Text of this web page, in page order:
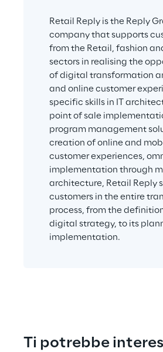
Retail Reply is the Reply
company that supports
from the Retail, fashion
sectors in realising the
of digital transformation
and online customer
specific skills in IT
point of sale
program management
creation of online and
customer experiences,
implementation through
architecture, Retail Reply
customers in the entire
process, from the
digital strategy, to its
implementation.
Ti potrebbe